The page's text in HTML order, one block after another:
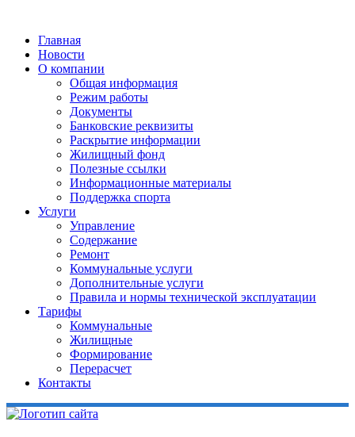
Главная
Новости
О компании
Общая информация
Режим работы
Документы
Банковские реквизиты
Раскрытие информации
Жилищный фонд
Полезные ссылки
Информационные материалы
Поддержка спорта
Услуги
Управление
Содержание
Ремонт
Коммунальные услуги
Дополнительные услуги
Правила и нормы технической эксплуатации
Тарифы
Коммунальные
Жилищные
Формирование
Перерасчет
Контакты